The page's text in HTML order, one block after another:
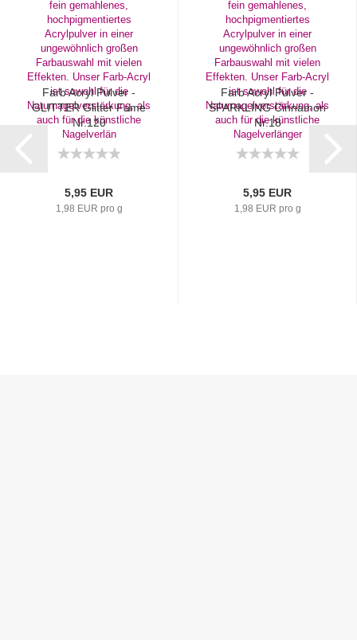
Farb Acryl Pulver -
GLITTER Glitter Fame
Nr.120
5,95 EUR
1,98 EUR pro g
Farb Acryl Pulver -
SPARKLING Cinnamon
Nr.18
5,95 EUR
1,98 EUR pro g